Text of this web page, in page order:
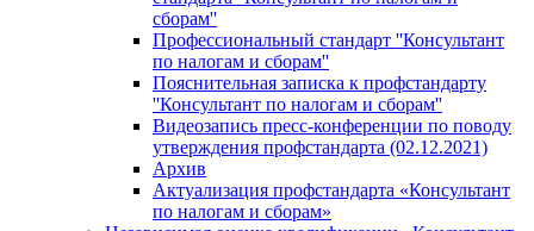
сборам''
Профессиональный стандарт ''Консультант
по налогам и сборам''
Пояснительная записка к профстандарту
''Консультант по налогам и сборам''
Видеозапись пресс-конференции по поводу
утверждения профстандарта (02.12.2021)
Архив
Актуализация профстандарта «Консультант
по налогам и сборам»